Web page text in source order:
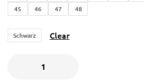
45
46 47 48
Schwarz Clear